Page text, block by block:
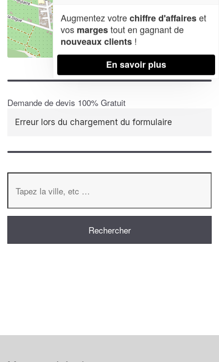
Leaflet| Map data ©OpenStreetMap contributors,CC-BY-SA
Demande de devis 100% Gratuit
Erreur lors du chargement du formulaire
Augmentez votrechiffre d'affaireset
vos margestout en gagnant de
nouveaux clients !
En savoir plus